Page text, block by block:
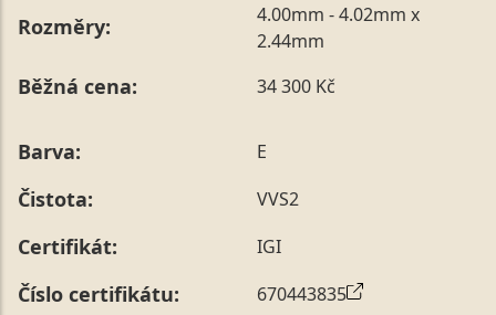
Rozměry:
4.00mm - 4.02mm x
2.44mm
Běžná cena: 34 300 Kč
Barva: E
Čistota: VVS2
Certifikát: IGI
Číslo certifikátu: 670443835